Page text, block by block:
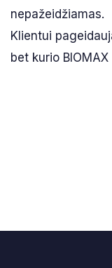
nepažeidžiamas.
Klientui
bet kurio